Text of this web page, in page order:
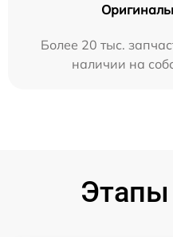
Более 20 тыс.
наличии на